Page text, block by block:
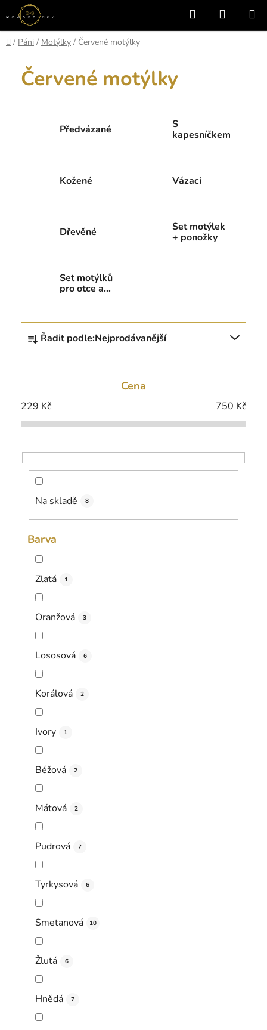
Přejít
na
obsah
Hledat
KOŠÍK
Domů
/ Páni / Motýlky / Červené motýlky
Červené motýlky
Předvázané
S
kapesníčkem
Kožené Vázací
Dřevěné
Set motýlek
+ ponožky
Set motýlků
pro otce a
Ř
z
í
p
o
d
ů
Řadit podle:Nejprodávanější
Cena
229 Kč 750 Kč
Na skladě 8
Barva
Zlatá 1
Oranžová 3
Lososová 6
Korálová 2
Ivory 1
Béžová 2
Mátová 2
Pudrová 7
Tyrkysová 6
Smetanová 10
Žlutá 6
Hnědá 7